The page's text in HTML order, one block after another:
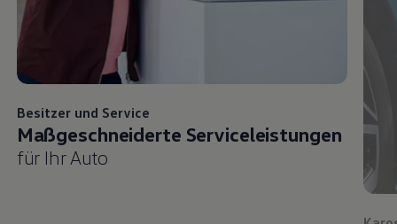
Besitzer und Service
Maßgeschneiderte Serviceleistungen
für Ihr Auto